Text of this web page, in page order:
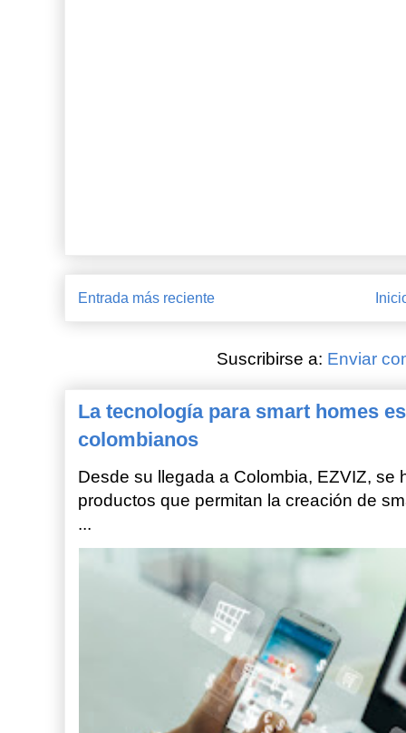
Entrada más reciente
Suscribirse a: Enviar
La tecnología para smart homes
colombianos
Desde su llegada a Colombia, EZVIZ, se
productos que permitan la creación de
...